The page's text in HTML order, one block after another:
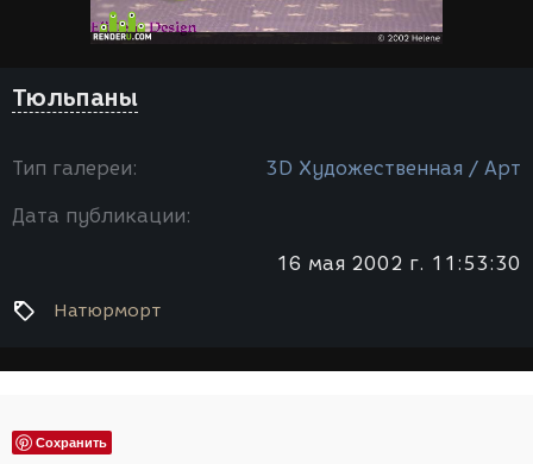
Тюльпаны
Тип галереи: 3D Художественная / Арт
Дата публикации:
16 мая 2002 г. 11:53:30
Натюрморт
Сохранить